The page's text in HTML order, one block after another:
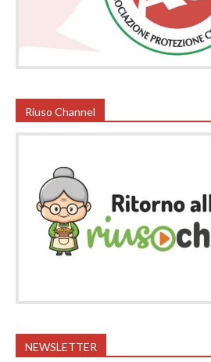
Riuso Channel
NEWSLETTER